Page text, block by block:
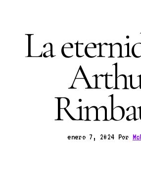
La
enero 7, 2024 Por